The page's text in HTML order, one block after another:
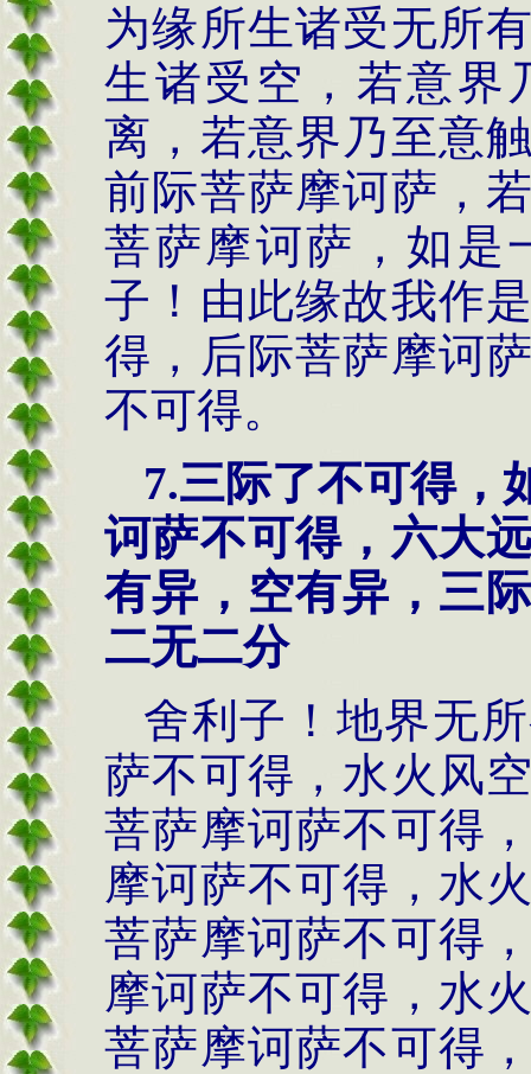
为缘所生诸受无所
生诸受空，若意界
离，若意界乃至意
前际菩萨摩诃萨，
菩萨摩诃萨，如是
子！由此缘故我作
得，后际菩萨摩诃
不可得。
7.三际了不可得，
诃萨不可得，六大
有异，空有异，三
二无二分
舍利子！地界无
萨不可得，水火风
菩萨摩诃萨不可得
摩诃萨不可得，水
菩萨摩诃萨不可得
摩诃萨不可得，水
菩萨摩诃萨不可得